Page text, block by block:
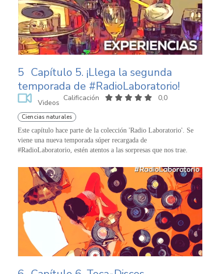
5 Capítulo 5. ¡Llega la segunda
temporada de #RadioLaboratorio!
Videos
Calificación 0,0
Ciencias naturales
Este capítulo hace parte de la colección 'Radio Laboratorio'. Se
viene una nueva temporada súper recargada de
#RadioLaboratorio, estén atentos a las sorpresas que nos trae.